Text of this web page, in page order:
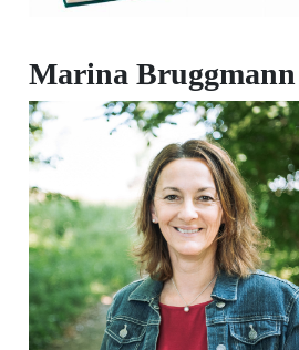
offizielle
Mitteilungen
Marina Bruggmann